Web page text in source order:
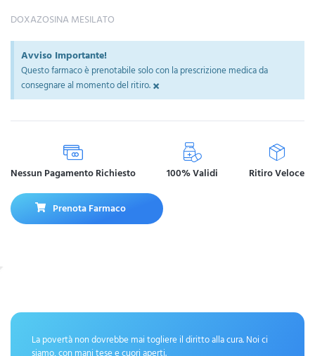
DOXAZOSINA MESILATO
Avviso Importante!
Questo farmaco è prenotabile solo con la prescrizione medica da
consegnare al momento del ritiro.×
Nessun Pagamento Richiesto 100% Validi Ritiro Veloce
Prenota Farmaco
La povertà non dovrebbe mai togliere il diritto alla cura. Noi ci